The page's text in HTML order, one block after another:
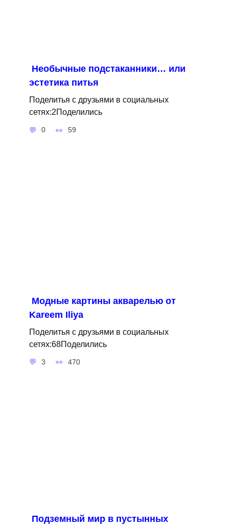
Необычные подстаканники… или
эстетика питья
Поделитья с друзьями в социальных
сетях:2Поделились
0 59
Модные картины акварелью от
Kareem Iliya
Поделитья с друзьями в социальных
сетях:68Поделились
3 470
Подземный мир в пустынных